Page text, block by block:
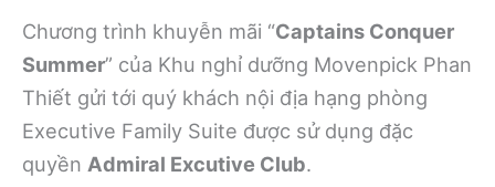
Chương trình khuyễn mãi “Captains Conquer
Summer” của Khu nghỉ dưỡng Movenpick Phan
Thiết gửi tới quý khách nội địa hạng phòng
Executive Family Suite được sử dụng đặc
quyền Admiral Excutive Club.